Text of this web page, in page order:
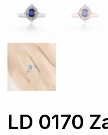
LD 0170